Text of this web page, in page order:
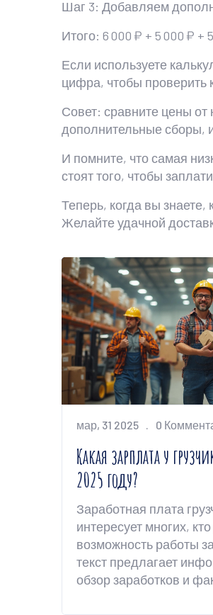
Шаг 3: Добавляем
Итого: 6 000 ₽ + 5 000 ₽ +
Если используете
цифра, чтобы проверить
Совет: сравните цены от
дополнительные сборы,
И помните, что самая
стоят того, чтобы
Теперь, когда вы
Желайте удачной
мар, 31 2025 0
Какая зарплата у
2025 году?
Заработная плата
интересует многих,
возможность работы
текст предлагает
обзор заработков и